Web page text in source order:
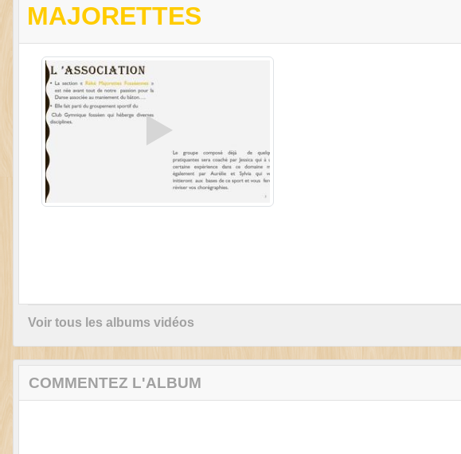
MAJORETTES
Voir tous les albums vidéos
COMMENTEZ L'ALBUM